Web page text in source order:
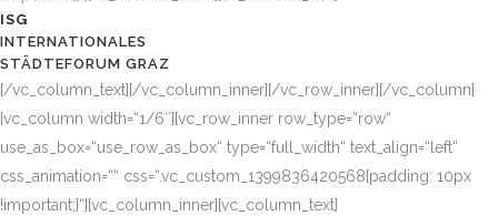
ISG
INTERNATIONALES
STÄDTEFORUM GRAZ
[/vc_column_text][/vc_column_inner][/vc_row_inner][/vc_column]
[vc_column width=“1/6″][vc_row_inner row_type=“row“
use_as_box=“use_row_as_box“ type=“full_width“ text_align=“left“
css_animation=““ css=“.vc_custom_1399836420568{padding: 10px
!important;}“][vc_column_inner][vc_column_text]